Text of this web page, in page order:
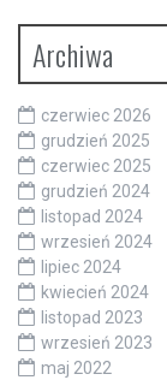
Archiwa
czerwiec 2026
grudzień 2025
czerwiec 2025
grudzień 2024
listopad 2024
wrzesień 2024
lipiec 2024
kwiecień 2024
listopad 2023
wrzesień 2023
maj 2022